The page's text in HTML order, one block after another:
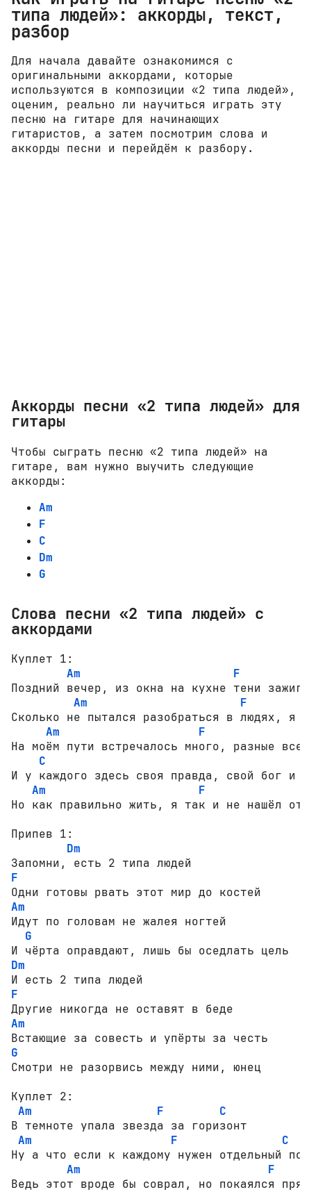
типа людей»: аккорды, текст,
разбор
Для начала давайте ознакомимся с
оригинальными аккордами, которые
используются в композиции «2 типа людей»,
оценим, реально ли научиться играть эту
песню на гитаре для начинающих
гитаристов, а затем посмотрим слова и
аккорды песни и перейдём к разбору.
Аккорды песни «2 типа людей» для
гитары
Чтобы сыграть песню «2 типа людей» на
гитаре, вам нужно выучить следующие
аккорды:
Am
F
C
Dm
G
Слова песни «2 типа людей» с
аккордами
Куплет 1:
Am
F
Поздний вечер, из окна на кухне тени
Am
F
Сколько не пытался разобраться в людях, я
Am
F
На моём пути встречалось много, разные все
C
И у каждого здесь своя правда, свой бог и
Am
F
Но как правильно жить, я так и не нашёл
Припев 1:
Dm
F
Am
Идут по головам не жалея ногтей
G
Dm
F
Am
G
Смотри не разорвись между ними, юнец
Куплет 2:
Am
F
C
В темноте упала звезда за горизонт
Am
F
C
Ну а что если к каждому нужен отдельный
Am
F
Ведь этот вроде бы соврал, но покаялся